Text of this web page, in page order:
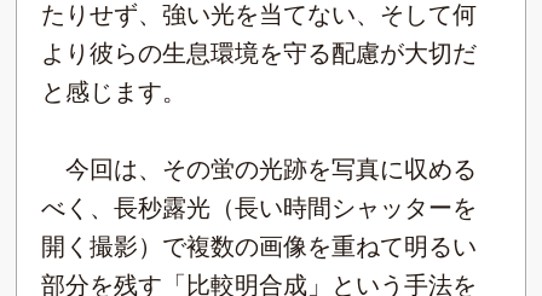
たりせず、強い光を当てない、そして何
より彼らの生息環境を守る配慮が大切だ
と感じます。
今回は、その蛍の光跡を写真に収める
べく、長秒露光（長い時間シャッターを
開く撮影）で複数の画像を重ねて明るい
部分を残す「比較明合成」という手法を